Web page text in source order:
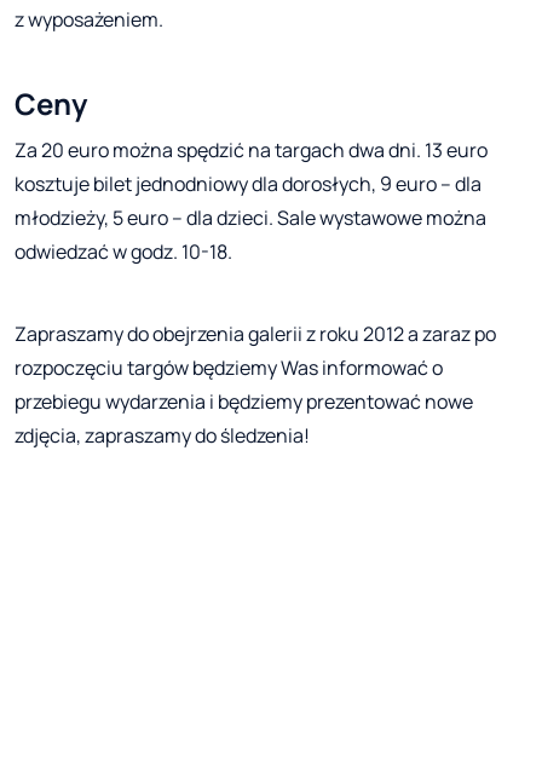
z wyposażeniem.
Ceny
Za 20 euro można spędzić na targach dwa dni. 13 euro
kosztuje bilet jednodniowy dla dorosłych, 9 euro – dla
młodzieży, 5 euro – dla dzieci. Sale wystawowe można
odwiedzać w godz. 10-18.
Zapraszamy do obejrzenia galerii z roku 2012 a zaraz po
rozpoczęciu targów będziemy Was informować o
przebiegu wydarzenia i będziemy prezentować nowe
zdjęcia, zapraszamy do śledzenia!